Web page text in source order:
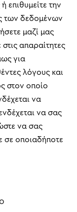
επιθυμείτε την
των δεδομένων
μαζί μας
απαραίτητες
για
λόγους και
στον οποίο
να
να σας
να σας
σε οποιαδήποτε